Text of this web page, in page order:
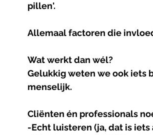
pillen'.
Allemaal factoren die
Watwerktdan wél?
Gelukkig weten we ook iets
menselijk.
Cliënten én professionals
-Echt luisteren (ja, dat is